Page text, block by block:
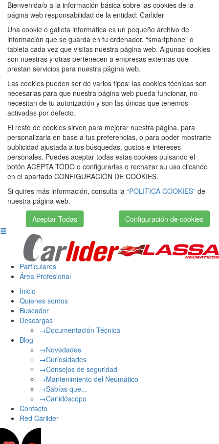
Bienvenida/o a la información básica sobre las cookies de la
página web responsabilidad de la entidad: Carlider
Una cookie o galleta informática es un pequeño archivo de
información que se guarda en tu ordenador, “smartphone” o
tableta cada vez que visitas nuestra página web. Algunas cookies
son nuestras y otras pertenecen a empresas externas que
prestan servicios para nuestra página web.
Las cookies pueden ser de varios tipos: las cookies técnicas son
necesarias para que nuestra página web pueda funcionar, no
necesitan de tu autorización y son las únicas que tenemos
activadas por defecto.
El resto de cookies sirven para mejorar nuestra página, para
personalizarla en base a tus preferencias, o para poder mostrarte
publicidad ajustada a tus búsquedas, gustos e intereses
personales. Puedes aceptar todas estas cookies pulsando el
botón ACEPTA TODO o configurarlas o rechazar su uso clicando
en el apartado CONFIGURACIÓN DE COOKIES.
Si quires más información, consulta la “POLITICA COOKIES” de
nuestra página web.
Aceptar Todas
Configuración de cookies
Particulares
Área Profesional
Inicio
Quienes somos
Buscador
Descargas
→Documentación Técnica
Blog
→Novedades
→Curiosidades
→Consejos de seguridad
→Mantenimiento del Neumático
→Sabías que...
→Carlidóscopo
Contacto
Red Carlider